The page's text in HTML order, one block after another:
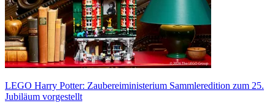
LEGO Harry Potter: Zaubereiministerium Sammleredition zum 25.
Jubiläum vorgestellt